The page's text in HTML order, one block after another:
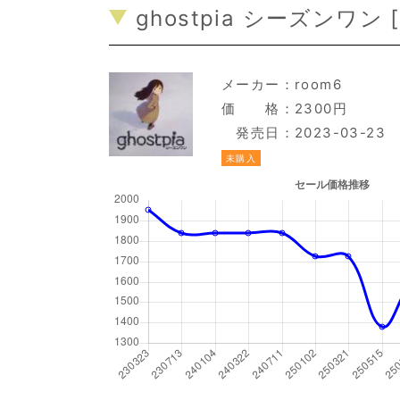
ghostpia シーズンワン [
メーカー： room6
価 格：2300円
発売日：2023-03-23
未購入